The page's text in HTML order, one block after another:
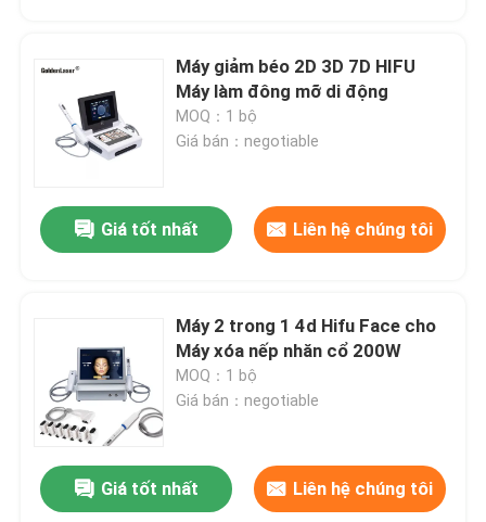
Máy giảm béo 2D 3D 7D HIFU
Máy làm đông mỡ di động
MOQ：1 bộ
Giá bán：negotiable
Giá tốt nhất Liên hệ chúng tôi
Máy 2 trong 1 4d Hifu Face cho
Máy xóa nếp nhăn cổ 200W
MOQ：1 bộ
Giá bán：negotiable
Giá tốt nhất Liên hệ chúng tôi